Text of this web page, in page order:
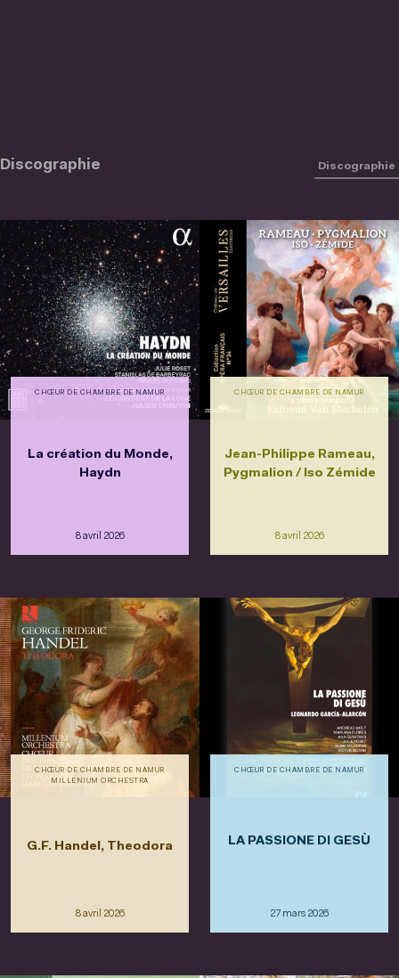
Discographie Discographie
CHŒUR DE CHAMBRE DE NAMUR
La création du Monde,
Haydn
8 avril 2026
CHŒUR DE CHAMBRE DE NAMUR
Jean-Philippe Rameau,
Pygmalion / Iso Zémide
8 avril 2026
CHŒUR DE CHAMBRE DE NAMUR
MILLENIUM ORCHESTRA
G.F. Handel, Theodora
8 avril 2026
CHŒUR DE CHAMBRE DE NAMUR
LA PASSIONE DI GESÙ
27 mars 2026